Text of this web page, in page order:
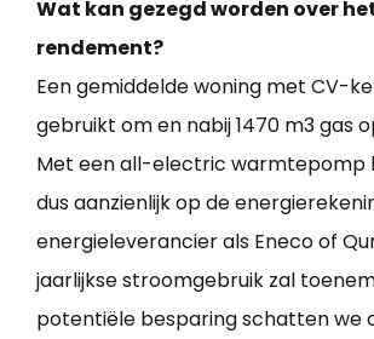
Wat kan gezegd worden over
rendement?
Een gemiddelde woning met CV-
gebruikt om en nabij 1470 m3 gas
Met een all-electric warmtepomp
dus aanzienlijk op de
energieleverancier als Eneco of
jaarlijkse stroomgebruik zal
potentiële besparing schatten we